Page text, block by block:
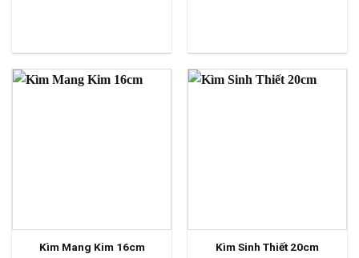
Kìm Mang Kim 16cm Kìm Sinh Thiết 20cm